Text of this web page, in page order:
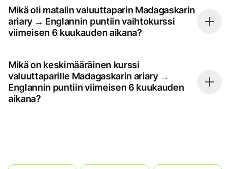
Mikä oli matalin valuuttaparin Madagaskarin
ariary → Englannin puntiin vaihtokurssi
viimeisen 6 kuukauden aikana?
Mikä on keskimääräinen kurssi
valuuttaparille Madagaskarin ariary →
Englannin puntiin viimeisen 6 kuukauden
aikana?